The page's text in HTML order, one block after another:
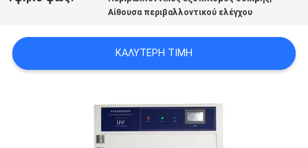
PRIVACY
POLICY
Αίθουσα περιβαλλοντικού ελέγχου
ΚΑΛΎΤΕΡΗ ΤΙΜΉ